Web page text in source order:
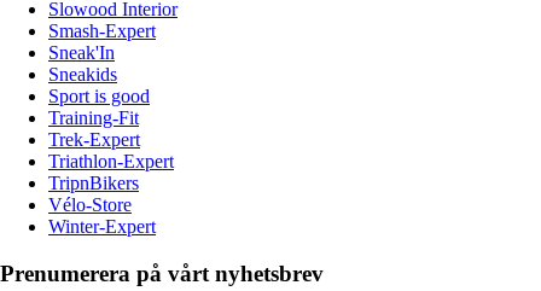
Slowood Interior
Smash-Expert
Sneak'In
Sneakids
Sport is good
Training-Fit
Trek-Expert
Triathlon-Expert
TripnBikers
Vélo-Store
Winter-Expert
Prenumerera på vårt nyhetsbrev